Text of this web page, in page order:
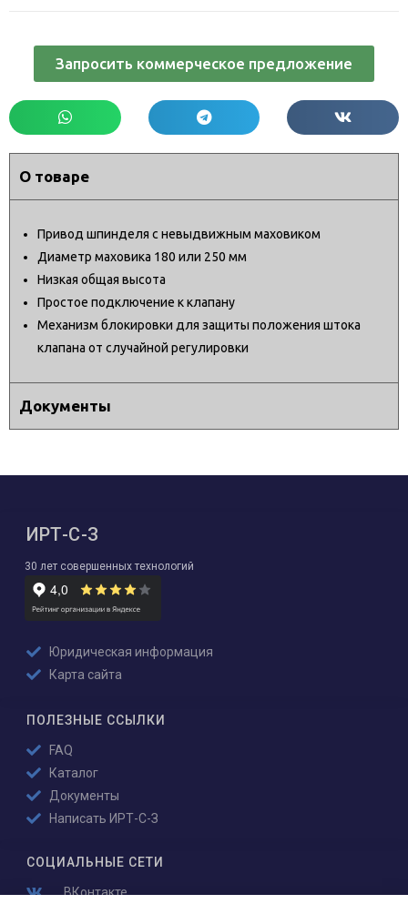
Запросить коммерческое предложение
О товаре
Привод шпинделя с невыдвижным маховиком
Диаметр маховика 180 или 250 мм
Низкая общая высота
Простое подключение к клапану
Механизм блокировки для защиты положения штока
клапана от случайной регулировки
Документы
ИРТ-С-З
30 лет совершенных технологий
Юридическая информация
Карта сайта
ПОЛЕЗНЫЕ ССЫЛКИ
FAQ
Каталог
Документы
Написать ИРТ-С-З
СОЦИАЛЬНЫЕ СЕТИ
ВКонтакте